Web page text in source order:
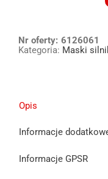
M35H
M37
przód
Nr oferty: 6126061
Kategoria: Maski
Opis
Informacje
Informacje GPSR